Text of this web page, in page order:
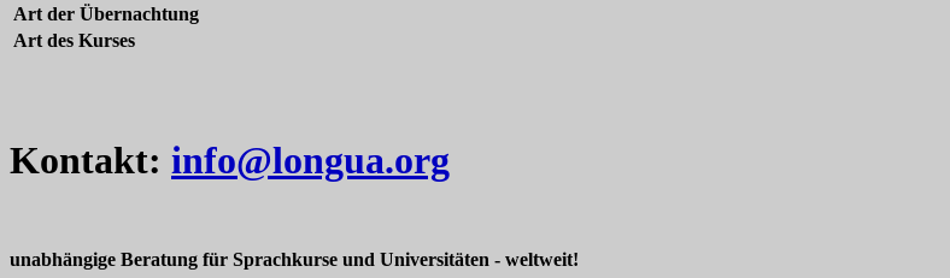
Art der Übernachtung
Art des Kurses
Kontakt: info@longua.org
unabhängige Beratung für Sprachkurse und Universitäten - weltweit!